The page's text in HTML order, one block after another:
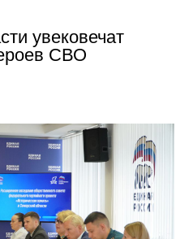
увековечат
СВО